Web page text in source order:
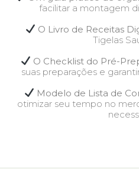
facilitar a montagem
O Livro de Receitas
Tigelas
O Checklist do Pré-
suas preparações e
Modelo de Lista de
otimizar seu tempo no